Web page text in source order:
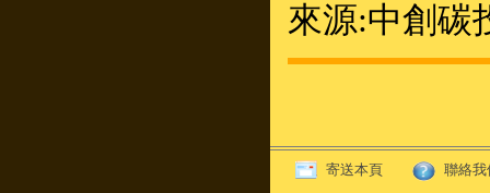
來源:中創碳
寄送本頁 聯絡我